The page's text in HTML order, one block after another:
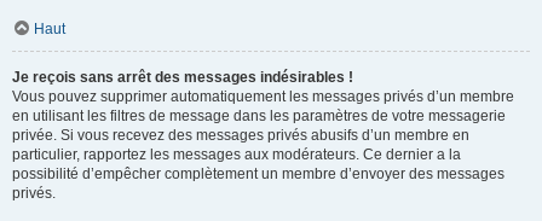
Haut
Je reçois sans arrêt des messages indésirables !
Vous pouvez supprimer automatiquement les messages privés d’un membre
en utilisant les filtres de message dans les paramètres de votre messagerie
privée. Si vous recevez des messages privés abusifs d’un membre en
particulier, rapportez les messages aux modérateurs. Ce dernier a la
possibilité d’empêcher complètement un membre d’envoyer des messages
privés.